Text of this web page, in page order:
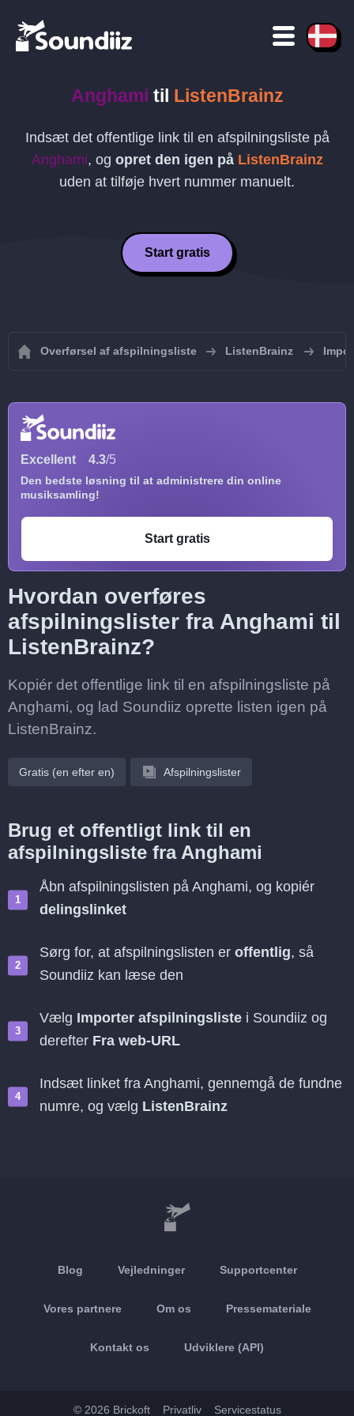
Anghami til ListenBrainz
Indsæt det offentlige link til en afspilningsliste på
Anghami, og opret den igen på ListenBrainz
uden at tilføje hvert nummer manuelt.
Start gratis
Overførsel af afspilningsliste ListenBrainz
Excellent 4.3/5
Den bedste løsning til at administrere din online
musiksamling!
Start gratis
Hvordan overføres
afspilningslister fra Anghami til
ListenBrainz?
Kopiér det offentlige link til en afspilningsliste på
Anghami, og lad Soundiiz oprette listen igen på
ListenBrainz.
Gratis (en efter en) Afspilningslister
Brug et offentligt link til en
afspilningsliste fra Anghami
Åbn afspilningslisten på Anghami, og kopiér
delingslinket
Sørg for, at afspilningslisten er offentlig, så
Soundiiz kan læse den
Vælg Importer afspilningsliste i Soundiiz og
derefter Fra web-URL
Indsæt linket fra Anghami, gennemgå de fundne
numre, og vælg ListenBrainz
Blog Vejledninger Supportcenter
Vores partnere Om os Pressemateriale
Kontakt os Udviklere (API)
© 2026 Brickoft Privatliv Servicestatus